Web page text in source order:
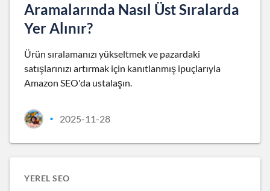
Aramalarında Nasıl Üst Sıralarda
Yer Alınır?
Ürün sıralamanızı yükseltmek ve pazardaki
satışlarınızı artırmak için kanıtlanmış ipuçlarıyla
Amazon SEO'da ustalaşın.
• 2025-11-28
YEREL SEO